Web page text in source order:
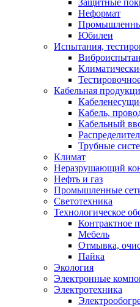
Защитные
Неформат
Юбилеи
Испытания,
Кабельная
Кабель,
Кабельный
Трубные
Климат
Неразрушающий
Нефть и газ
Промышленные
Светотехника
Технологическое
Контрактное
Мебель
Отмывка,
Пайка
Экология
Электронные
Электротехника